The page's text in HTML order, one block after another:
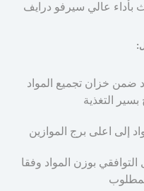
بأداء عالي سيرفو درايف
ضمن خزان تجميع المواد
بسير التغذية
إلى اعلى برج الموازين
التوافقي بوزن المواد وفقا